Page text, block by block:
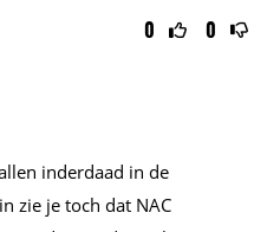
0 0
inderdaad in de
zie je toch dat NAC